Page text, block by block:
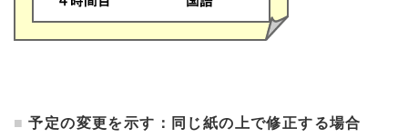
予定の変更を示す：同じ紙の上で修正する場合